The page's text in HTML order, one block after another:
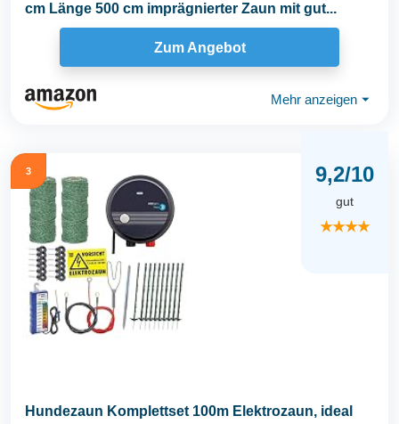
cm Länge 500 cm imprägnierter Zaun mit gut...
Zum Angebot
Mehr anzeigen ⏷
3 9,2/10
gut
★★★★
Hundezaun Komplettset 100m Elektrozaun, ideal